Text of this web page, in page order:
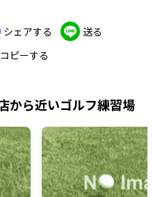
シェアする
送る
ピーする
から近いゴルフ練習場